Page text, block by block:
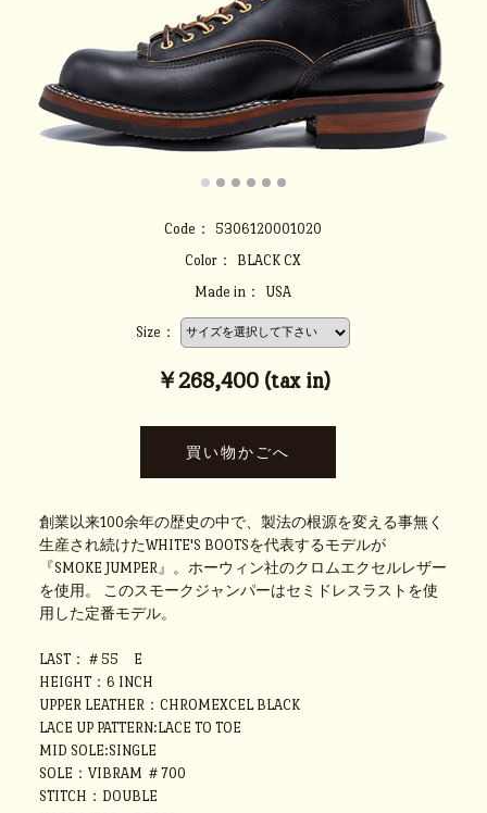
Code：
5306120001020
Color：
BLACK CX
Made in：
USA
Size：
￥268,400 (tax in)
創業以来100余年の歴史の中で、製法の根源を変える事無く
生産され続けたWHITE'S BOOTSを代表するモデルが
『SMOKE JUMPER』。ホーウィン社のクロムエクセルレザー
を使用。 このスモークジャンパーはセミドレスラストを使
用した定番モデル。
LAST：＃55 E
HEIGHT：6 INCH
UPPER LEATHER：CHROMEXCEL BLACK
LACE UP PATTERN:LACE TO TOE
MID SOLE:SINGLE
SOLE：VIBRAM ＃700
STITCH：DOUBLE